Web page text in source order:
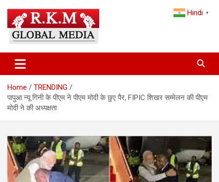
content
Latest Hindi News & Breaking
News – RKM Global Media
and the World
Home
TRENDING
पापुआ न्यू गिनी के पीएम ने पीएम मोदी के छुए पैर, FIPIC शिखर सम्मेलन की पीएम
मोदी ने की अध्यक्षता
Hindi ▼